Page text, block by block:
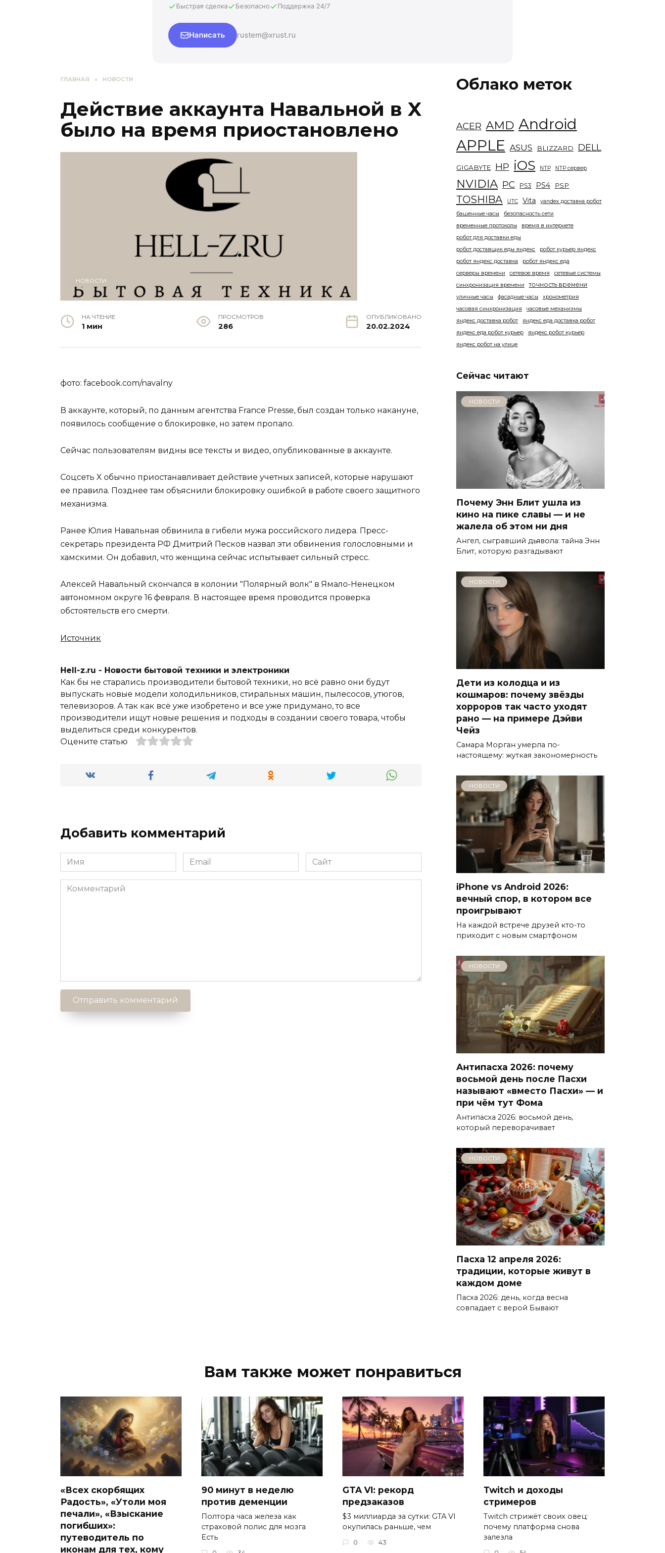
Быстрая сделка Безопасно Поддержка 24/7
Написать rustem@xrust.ru
ГЛАВНАЯ » НОВОСТИ
Действие аккаунта Навальной в X
было на время приостановлено
НОВОСТИ
НА ЧТЕНИЕ
1 мин
ПРОСМОТРОВ
286
ОПУБЛИКОВАНО
20.02.2024
фото: facebook.com/navalny
В аккаунте, который, по данным агентства France Presse, был создан только накануне,
появилось сообщение о блокировке, но затем пропало.
Сейчас пользователям видны все тексты и видео, опубликованные в аккаунте.
Соцсеть X обычно приостанавливает действие учетных записей, которые нарушают
ее правила. Позднее там объяснили блокировку ошибкой в работе своего защитного
механизма.
Ранее Юлия Навальная обвинила в гибели мужа российского лидера. Пресс-
секретарь президента РФ Дмитрий Песков назвал эти обвинения голословными и
хамскими. Он добавил, что женщина сейчас испытывает сильный стресс.
Алексей Навальный скончался в колонии "Полярный волк" в Ямало-Ненецком
автономном округе 16 февраля. В настоящее время проводится проверка
обстоятельств его смерти.
Источник
Hell-z.ru - Новости бытовой техники и электроники
Как бы не старались производители бытовой техники, но всё равно они будут
выпускать новые модели холодильников, стиральных машин, пылесосов, утюгов,
телевизоров. А так как всё уже изобретено и все уже придумано, то все
производители ищут новые решения и подходы в создании своего товара, чтобы
выделиться среди конкурентов.
Оцените статью
Добавить комментарий
Имя
*
Email
*
Сайт
Комментарий
Облако меток
ACER AMD Android
APPLE ASUS BLIZZARD DELL
GIGABYTE HP iOS NTP NTP сервер
NVIDIA PC PS3 PS4 PSP
TOSHIBA UTC Vita
yandex доставка робот
башенные часы
безопасность сети
временные протоколы
время в интернете
робот для доставки еды
робот доставщик еды яндекс
робот курьер яндекс
робот яндекс доставка
робот яндекс еда
серверы времени
сетевое время
сетевые системы
синхронизация времени
точность времени
уличные часы фасадные часы
хронометрия
часовая синхронизация
часовые механизмы
яндекс доставка робот
яндекс еда доставка робот
яндекс еда робот курьер
яндекс робот курьер
яндекс робот на улице
Сейчас читают
НОВОСТИ
Почему Энн Блит ушла из
кино на пике славы — и не
жалела об этом ни дня
Ангел, сыгравший дьявола: тайна Энн
Блит, которую разгадывают
НОВОСТИ
Дети из колодца и из
кошмаров: почему звёзды
хорроров так часто уходят
рано — на примере Дэйви
Чейз
Самара Морган умерла по-
настоящему: жуткая закономерность
НОВОСТИ
iPhone vs Android 2026:
вечный спор, в котором все
проигрывают
На каждой встрече друзей кто-то
приходит с новым смартфоном
НОВОСТИ
Антипасха 2026: почему
восьмой день после Пасхи
называют «вместо Пасхи» — и
при чём тут Фома
Антипасха 2026: восьмой день,
который переворачивает
НОВОСТИ
Пасха 12 апреля 2026:
традиции, которые живут в
каждом доме
Пасха 2026: день, когда весна
совпадает с верой Бывают
Вам также может понравиться
«Всех скорбящих
Радость», «Утоли моя
печали», «Взыскание
погибших»:
путеводитель по
иконам для тех, кому
90 минут в неделю
против деменции
Полтора часа железа как
страховой полис для мозга
Есть
GTA VI: рекорд
предзаказов
$3 миллиарда за сутки: GTA VI
окупилась раньше, чем
0 43
Twitch и доходы
стримеров
Twitch стрижёт своих овец:
почему платформа снова
залезла